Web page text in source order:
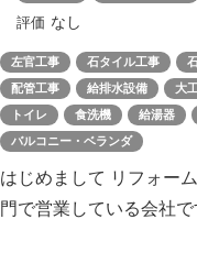
評価 なし
左官工事 石タイル工事
配管工事
給排水設備 大
トイレ
食洗機 給湯器
バルコニー・ベランダ
はじめまして リフォー
門で営業している会社